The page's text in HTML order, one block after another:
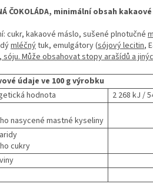
ČOKOLÁDA, minimální obsah
cukr, kakaové máslo, sušené plnotučné
mléčnýtuk, emulgátory (sójový lecitin,
sóju. Může obsahovat stopy arašídů a
údaje ve 100 g výrobku
hodnota
2 268 kJ /
nasycené mastné kyseliny
cukry